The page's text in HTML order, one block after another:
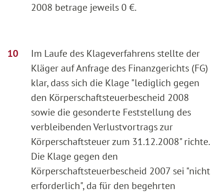
2008 betrage jeweils 0 €.
Im Laufe des Klageverfahrens stellte der
Kläger auf Anfrage des Finanzgerichts (FG)
klar, dass sich die Klage "lediglich gegen
den Körperschaftsteuerbescheid 2008
sowie die gesonderte Feststellung des
verbleibenden Verlustvortrags zur
Körperschaftsteuer zum 31.12.2008" richte.
Die Klage gegen den
Körperschaftsteuerbescheid 2007 sei "nicht
erforderlich", da für den begehrten